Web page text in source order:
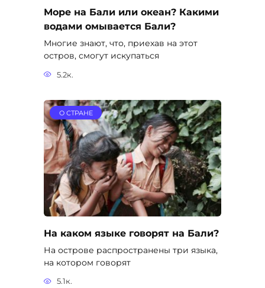
Море на Бали или океан? Какими
водами омывается Бали?
Многие знают, что, приехав на этот
остров, смогут искупаться
5.2к.
О СТРАНЕ
На каком языке говорят на Бали?
На острове распространены три языка,
на котором говорят
5.1к.